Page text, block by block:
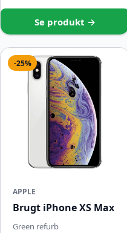
Se produkt →
-25%
APPLE
Brugt iPhone XS Max
Green refurb